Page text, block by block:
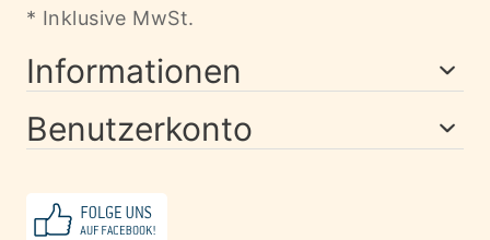
* Inklusive MwSt.
Informationen
Benutzerkonto